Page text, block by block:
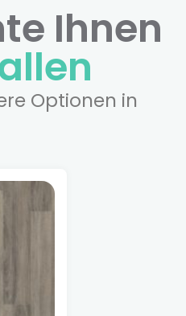
Ihnen
Optionen in